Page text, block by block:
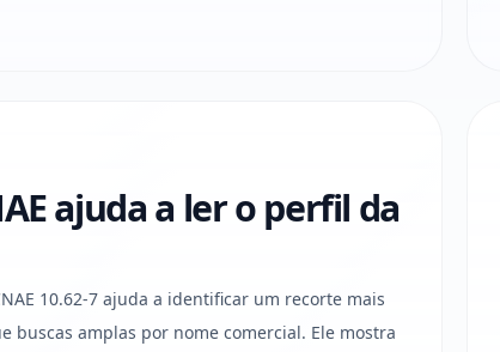
ajuda a ler o perfil da
10.62-7 ajuda a identificar um recorte mais
buscas amplas por nome comercial. Ele mostra